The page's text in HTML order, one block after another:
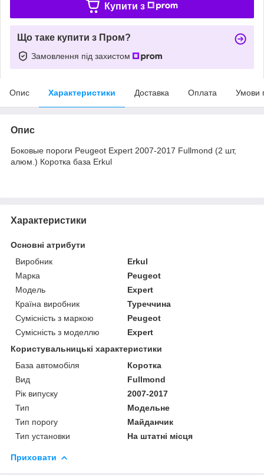
Купити з
Що таке купити з Пром?
Замовлення під захистом
Опис Характеристики Доставка Оплата Умови
Опис
Боковые пороги Peugeot Expert 2007-2017 Fullmond (2 шт,
алюм.) Коротка база Erkul
Характеристики
Основні атрибути
Виробник
Erkul
Марка
Peugeot
Модель
Expert
Країна виробник
Туреччина
Сумісність з маркою
Peugeot
Сумісність з моделлю
Expert
Користувальницькі характеристики
База автомобіля
Коротка
Вид
Fullmond
Рік випуску
2007-2017
Тип
Модельне
Тип порогу
Майданчик
Тип установки
На штатні місця
Приховати